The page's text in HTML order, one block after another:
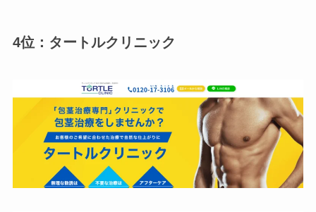
4位：タートルクリニック